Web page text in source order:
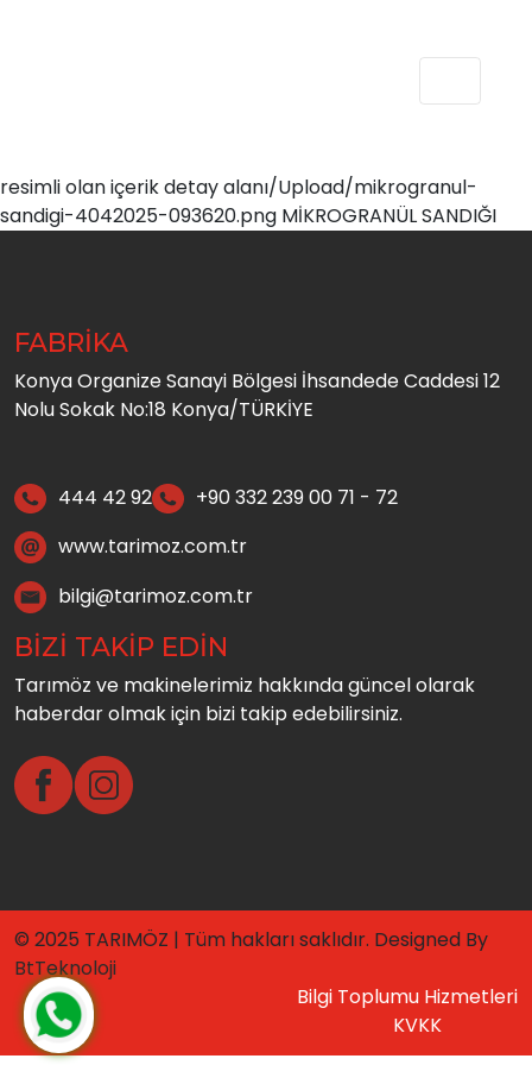
resimli olan içerik detay alanı/Upload/mikrogranul-
sandigi-4042025-093620.png MİKROGRANÜL SANDIĞI
FABRİKA
Konya Organize Sanayi Bölgesi İhsandede Caddesi 12
Nolu Sokak No:18 Konya/TÜRKİYE
444 42 92
+90 332 239 00 71 - 72
www.tarimoz.com.tr
bilgi@tarimoz.com.tr
BİZİ TAKİP EDİN
Tarımöz ve makinelerimiz hakkında güncel olarak
haberdar olmak için bizi takip edebilirsiniz.
© 2025 TARIMÖZ | Tüm hakları saklıdır. Designed By
BtTeknoloji
Bilgi Toplumu Hizmetleri
KVKK